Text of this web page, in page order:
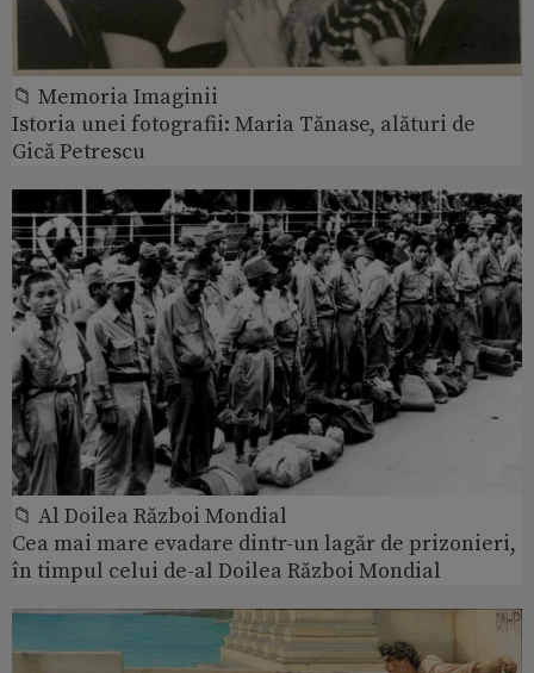
📁 Memoria Imaginii
Istoria unei fotografii: Maria Tănase, alături de
Gică Petrescu
📁 Al Doilea Război Mondial
Cea mai mare evadare dintr-un lagăr de prizonieri,
în timpul celui de-al Doilea Război Mondial